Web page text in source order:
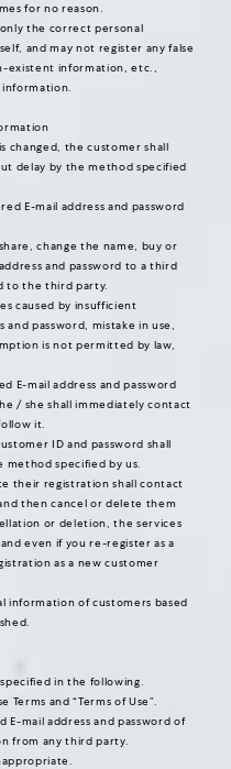
for no reason.
the correct personal
and may not register any false
existent information, etc.,
changed, the customer shall
delay by the method specified
E-mail address and password
change the name, buy or
and password to a third
to the third party.
caused by insufficient
and password, mistake in use,
is not permitted by law,
E-mail address and password
/ she shall immediately contact
it.
ID and password shall
method specified by us.
their registration shall contact
then cancel or delete them
or deletion, the services
even if you re-register as a
as a new customer
information of customers based
in the following.
and “Terms of Use”.
E-mail address and password of
from any third party.